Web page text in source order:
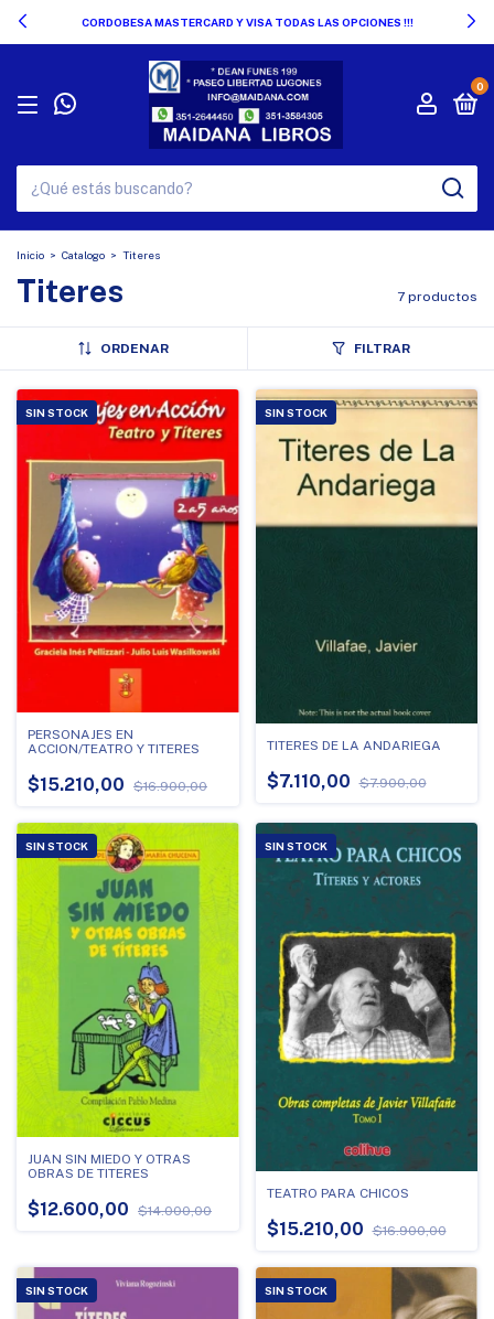
CORDOBESA MASTERCARD Y VISA TODAS LAS OPCIONES !!!
0
Inicio > Catalogo > Titeres
Titeres 7 productos
ORDENAR FILTRAR
SIN STOCK
PERSONAJES EN
ACCION/TEATRO Y TITERES
$15.210,00 $16.900,00
SIN STOCK
TITERES DE LA ANDARIEGA
$7.110,00 $7.900,00
SIN STOCK
JUAN SIN MIEDO Y OTRAS
OBRAS DE TITERES
$12.600,00 $14.000,00
SIN STOCK
TEATRO PARA CHICOS
$15.210,00 $16.900,00
SIN STOCK SIN STOCK